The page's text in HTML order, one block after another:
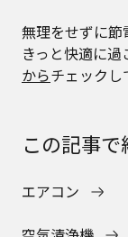
無理をせずに
きっと快適に
からチェックし
この記事
エアコン